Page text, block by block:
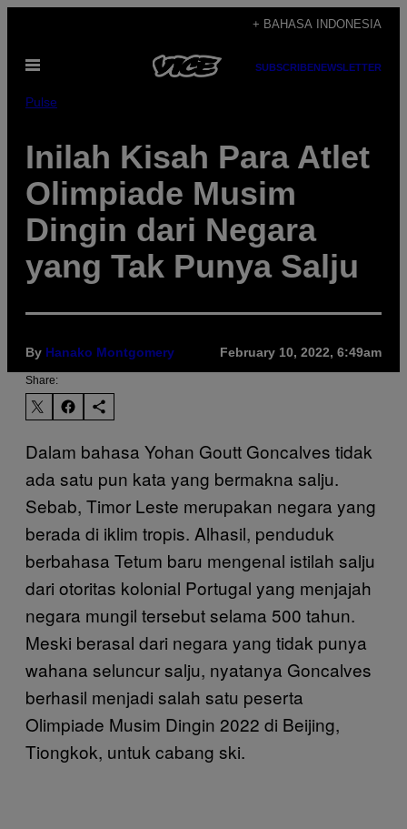
content
+ BAHASA INDONESIA
Open
SUBSCRIBENEWSLETTER
Pulse
Inilah Kisah Para Atlet
Olimpiade Musim
Dingin dari Negara
yang Tak Punya Salju
By Hanako Montgomery February 10, 2022, 6:49am
Share:
Dalam bahasa Yohan Goutt Goncalves tidak
ada satu pun kata yang bermakna salju.
Sebab, Timor Leste merupakan negara yang
berada di iklim tropis. Alhasil, penduduk
berbahasa Tetum baru mengenal istilah salju
dari otoritas kolonial Portugal yang menjajah
negara mungil tersebut selama 500 tahun.
Meski berasal dari negara yang tidak punya
wahana seluncur salju, nyatanya Goncalves
berhasil menjadi salah satu peserta
Olimpiade Musim Dingin 2022 di Beijing,
Tiongkok, untuk cabang ski.